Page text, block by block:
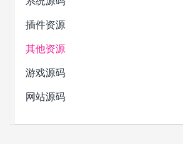
插件资源
其他资源
游戏源码
网站源码